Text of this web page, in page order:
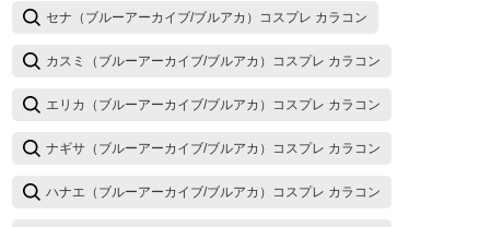
セナ（ブルーアーカイブ/ブルアカ）コスプレ カラコン
カスミ（ブルーアーカイブ/ブルアカ）コスプレ カラコン
エリカ（ブルーアーカイブ/ブルアカ）コスプレ カラコン
ナギサ（ブルーアーカイブ/ブルアカ）コスプレ カラコン
ハナエ（ブルーアーカイブ/ブルアカ）コスプレ カラコン